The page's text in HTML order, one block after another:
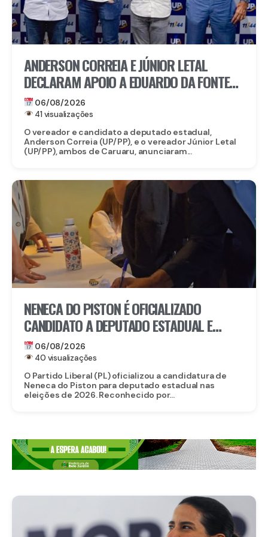
ANDERSON CORREIA E JÚNIOR LETAL
DECLARAM APOIO A EDUARDO DA FONTE
PARA O SENADO E LULA DA FONTE PARA
DEPUTADO FEDERAL
06/08/2026
41 visualizações
O vereador e candidato a deputado estadual,
Anderson Correia (UP/PP), e o vereador Júnior Letal
(UP/PP), ambos de Caruaru, anunciaram...
NENECA DO PISTON É OFICIALIZADO
CANDIDATO A DEPUTADO ESTADUAL E
FORTALECE CHAPA DO PL EM
PERNAMBUCO
06/08/2026
40 visualizações
O Partido Liberal (PL) oficializou a candidatura de
Neneca do Piston para deputado estadual nas
eleições de 2026. Reconhecido por...